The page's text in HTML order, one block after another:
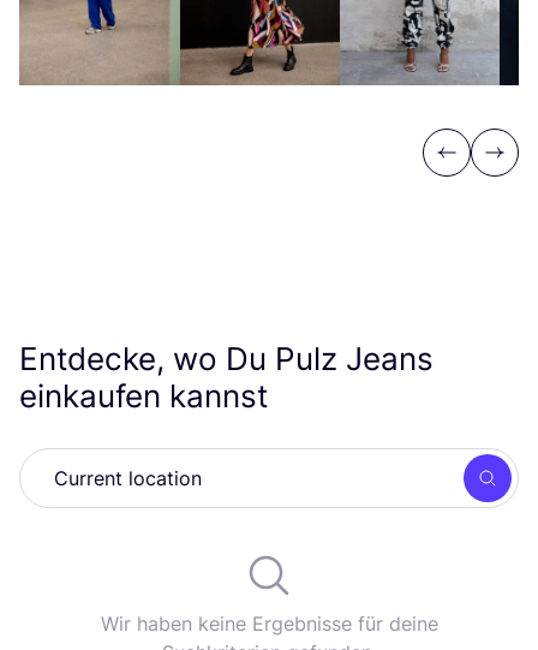
Previous
Next
Entdecke, wo Du Pulz Jeans
einkaufen kannst
Wir haben keine Ergebnisse für deine